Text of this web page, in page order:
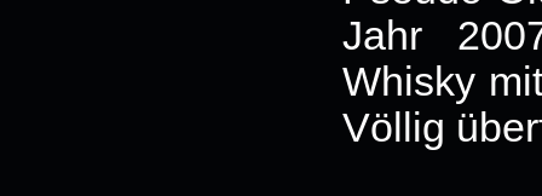
Jahr
Whisky
Völlig